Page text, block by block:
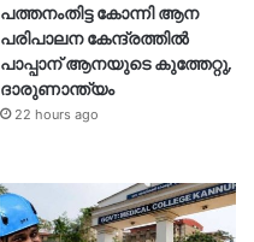
പത്തനംതിട്ട കോന്നി ആന
പരിപാലന കേന്ദ്രത്തിൽ
പാപ്പാന് ആനയുടെ കുത്തേറ്റു,
ദാരുണാന്ത്യം
22 hours ago